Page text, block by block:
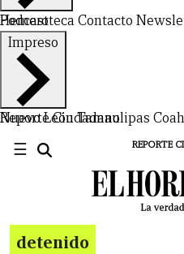
Hemeroteca Contacto
Podcast
Impreso
Nuevo LeónTamaulipas
Reporte Ciudadano
☰ REPORTE
detenido